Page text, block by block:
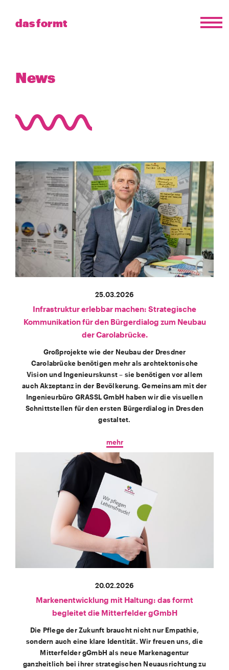
das formt
News
25.03.2026
Infrastruktur erlebbar machen: Strategische
Kommunikation für den Bürgerdialog zum Neubau
der Carolabrücke.
Großprojekte wie der Neubau der Dresdner
Carolabrücke benötigen mehr als archtektonische
Vision und Ingenieurskunst – sie benötigen vor allem
auch Akzeptanz in der Bevölkerung. Gemeinsam mit der
Ingenieurbüro GRASSL GmbH haben wir die visuellen
Schnittstellen für den ersten Bürgerdialog in Dresden
gestaltet.
mehr
20.02.2026
Markenentwicklung mit Haltung: das formt
begleitet die Mitterfelder gGmbH
Die Pflege der Zukunft braucht nicht nur Empathie,
sondern auch eine klare Identität. Wir freuen uns, die
Mitterfelder gGmbH als neue Markenagentur
ganzheitlich bei ihrer strategischen Neuausrichtung zu